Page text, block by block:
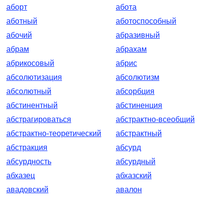
аборт
абота
аботный
аботоспособный
абочий
абразивный
абрам
абрахам
абрикосовый
абрис
абсолютизация
абсолютизм
абсолютный
абсорбция
абстинентный
абстиненция
абстрагироваться
абстрактно-всеобщий
абстрактно-теоретический
абстрактный
абстракция
абсурд
абсурдность
абсурдный
абхазец
абхазский
авадовский
авалон